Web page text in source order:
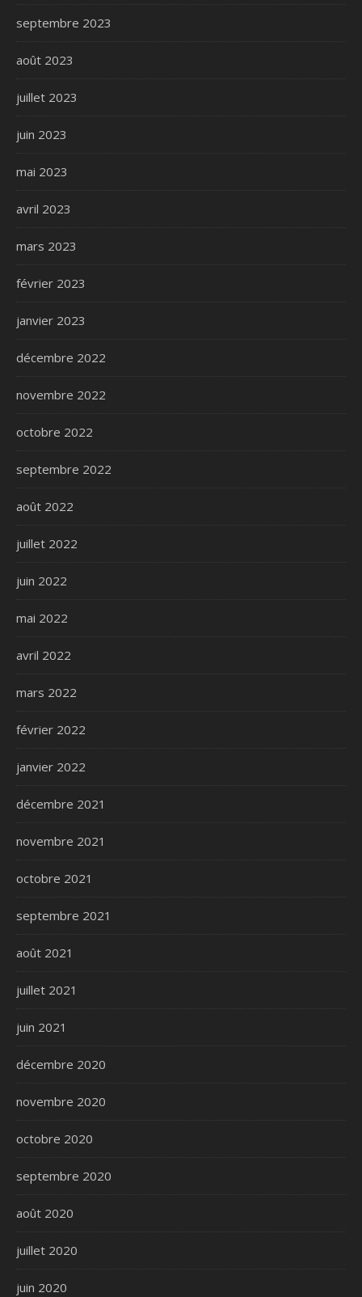
septembre 2023
août 2023
juillet 2023
juin 2023
mai 2023
avril 2023
mars 2023
février 2023
janvier 2023
décembre 2022
novembre 2022
octobre 2022
septembre 2022
août 2022
juillet 2022
juin 2022
mai 2022
avril 2022
mars 2022
février 2022
janvier 2022
décembre 2021
novembre 2021
octobre 2021
septembre 2021
août 2021
juillet 2021
juin 2021
décembre 2020
novembre 2020
octobre 2020
septembre 2020
août 2020
juillet 2020
juin 2020